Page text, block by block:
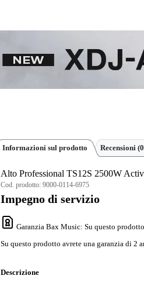
Informazioni sul prodotto Recensioni
Alto Professional TS12S 2500W
Cod. prodotto: 9000-0114-6975
Impegno di servizio
Garanzia Bax Music: Su questo
Su questo prodotto avrete una garanzia di 2
Descrizione